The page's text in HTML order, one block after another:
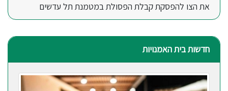
את הצו להפסקת קבלת הפסולת במטמנת תל עדשים
חדשות בית האמנויות